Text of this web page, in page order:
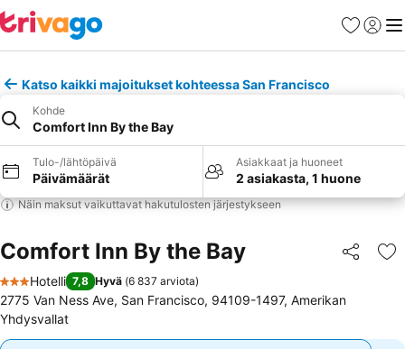
Suosikit
Katso kaikki majoitukset kohteessa San Francisco
Kohde
Comfort Inn By the Bay
Tulo-/lähtöpäivä
Päivämäärät
Asiakkaat ja huoneet
2 asiakasta, 1 huone
Näin maksut vaikuttavat hakutulosten järjestykseen
Comfort Inn By the Bay Jaa
3 Tähtiluokitus
Hotelli 7,8 Hyvä (6 837 arviota)
2775 Van Ness Ave, San Francisco, 94109-1497, Amerikan
Yhdysvallat